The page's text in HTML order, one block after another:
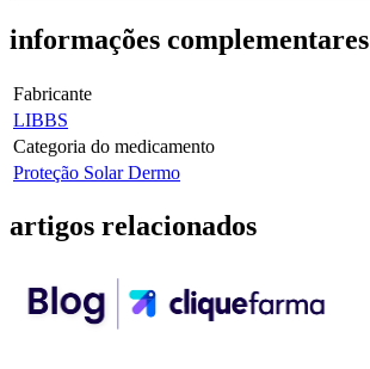
informações complementares
Fabricante
LIBBS
Categoria do medicamento
Proteção Solar Dermo
artigos relacionados